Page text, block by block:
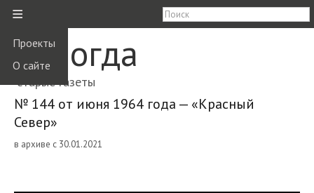
≡
Проекты
О сайте
Вологда
старые газеты
№ 144 от июня 1964 года — «Красный
Север»
в архиве с 30.01.2021